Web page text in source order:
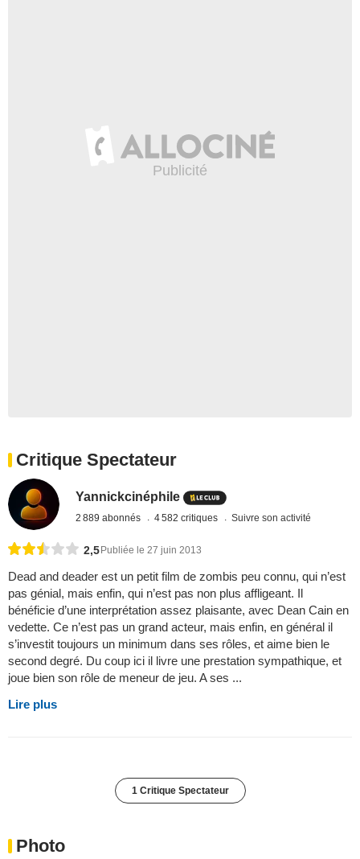
Critique Spectateur
Yannickcinéphile
2 889 abonnés 4 582 critiques Suivre son activité
2,5 Publiée le 27 juin 2013
Dead and deader est un petit film de zombis peu connu, qui n’est
pas génial, mais enfin, qui n’est pas non plus affligeant. Il
bénéficie d’une interprétation assez plaisante, avec Dean Cain en
vedette. Ce n’est pas un grand acteur, mais enfin, en général il
s’investit toujours un minimum dans ses rôles, et aime bien le
second degré. Du coup ici il livre une prestation sympathique, et
joue bien son rôle de meneur de jeu. A ses ...
Lire plus
1 Critique Spectateur
Photo